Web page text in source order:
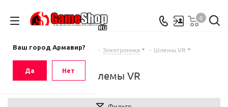
Ваш город Армавир?
Да Нет
0
Главная - Каталог - Электроника - Шлемы VR
Шлемы VR